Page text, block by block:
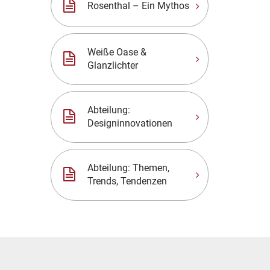
Rosenthal – Ein Mythos
Weiße Oase &
Glanzlichter
Abteilung:
Designinnovationen
Abteilung: Themen,
Trends, Tendenzen